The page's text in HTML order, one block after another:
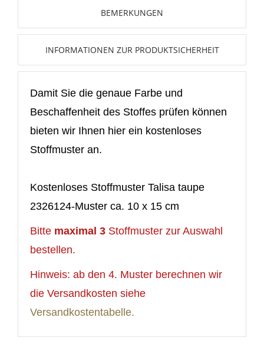
BEMERKUNGEN
INFORMATIONEN ZUR PRODUKTSICHERHEIT
Damit Sie die genaue Farbe und
Beschaffenheit des Stoffes prüfen können
bieten wir Ihnen hier ein kostenloses
Stoffmuster an.
Kostenloses Stoffmuster Talisa taupe
2326124-Muster ca. 10 x 15 cm
Bitte maximal 3 Stoffmuster zur Auswahl
bestellen.
Hinweis: ab den 4. Muster berechnen wir
die Versandkosten siehe
Versandkostentabelle.
Wunschliste